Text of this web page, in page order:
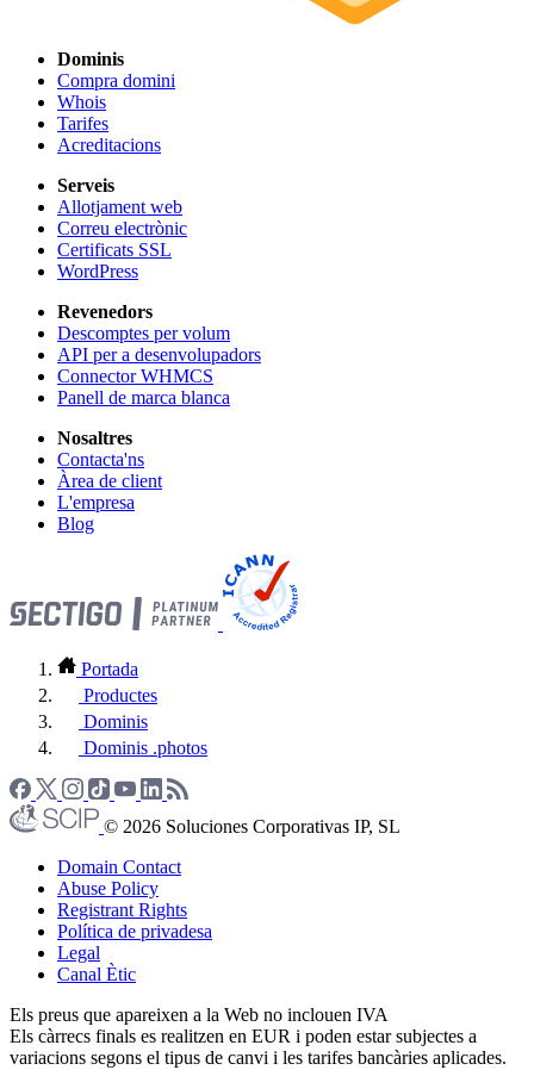
Dominis
Compra domini
Whois
Tarifes
Acreditacions
Serveis
Allotjament web
Correu electrònic
Certificats SSL
WordPress
Revenedors
Descomptes per volum
API per a desenvolupadors
Connector WHMCS
Panell de marca blanca
Nosaltres
Contacta'ns
Àrea de client
L'empresa
Blog
Portada
Productes
Dominis
Dominis .photos
© 2026 Soluciones Corporativas IP, SL
Domain Contact
Abuse Policy
Registrant Rights
Política de privadesa
Legal
Canal Ètic
Els preus que apareixen a la Web no inclouen IVA
Els càrrecs finals es realitzen en EUR i poden estar subjectes a
variacions segons el tipus de canvi i les tarifes bancàries aplicades.